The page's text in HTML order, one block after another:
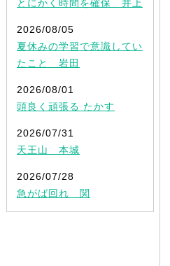
とにかく時間を確保 井上
2026/08/05
夏休みの学習で意識してい
たこと 岩田
2026/08/01
頭良く頑張る たかす
2026/07/31
天王山 本城
2026/07/28
急がば回れ 関